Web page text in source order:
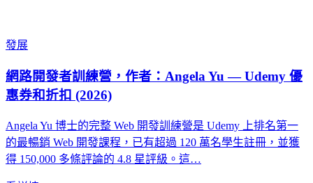
發展
網路開發者訓練營，作者：Angela Yu — Udemy 優
惠券和折扣 (2026)
Angela Yu 博士的完整 Web 開發訓練營是 Udemy 上排名第一
的最暢銷 Web 開發課程，已有超過 120 萬名學生註冊，並獲
得 150,000 多條評論的 4.8 星評級。這…